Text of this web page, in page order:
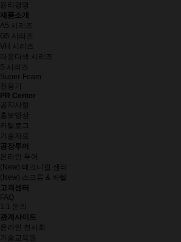
윤리경영
제품소개
A5 시리즈
G5 시리즈
VH 시리즈
다중다색 시리즈
S 시리즈
Super-Foam
전용기
PR Center
공지사항
홍보영상
카탈로그
기술자료
공장투어
온라인 투어
(New) 테크니컬 센터
(New) 스크류 & 바렐
고객센터
FAQ
1:1 문의
관계사이트
온라인 전시회
기술교육원